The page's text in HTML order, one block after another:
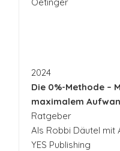
2024
Die 0%-Methode –
maximalem
Ratgeber
Als Robbi Däutel mit
YES Publishing